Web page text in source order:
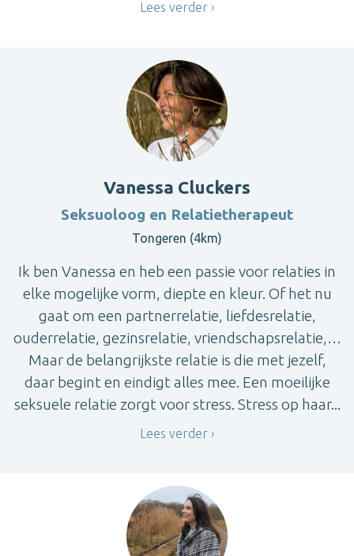
Lees verder
Vanessa Cluckers
Seksuoloog en Relatietherapeut
Tongeren (4km)
Ik ben Vanessa en heb een passie voor relaties in
elke mogelijke vorm, diepte en kleur. Of het nu
gaat om een partnerrelatie, liefdesrelatie,
ouderrelatie, gezinsrelatie, vriendschapsrelatie,…
Maar de belangrijkste relatie is die met jezelf,
daar begint en eindigt alles mee. Een moeilijke
seksuele relatie zorgt voor stress. Stress op haar...
Lees verder